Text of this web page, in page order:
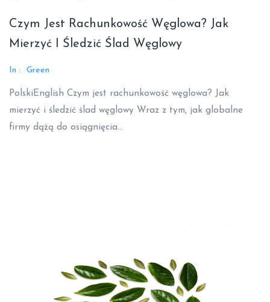
Czym Jest Rachunkowość Węglowa? Jak
Mierzyć I Śledzić Ślad Węglowy
In : Green
PolskiEnglish Czym jest rachunkowość węglowa? Jak
mierzyć i śledzić ślad węglowy Wraz z tym, jak globalne
firmy dążą do osiągnięcia…